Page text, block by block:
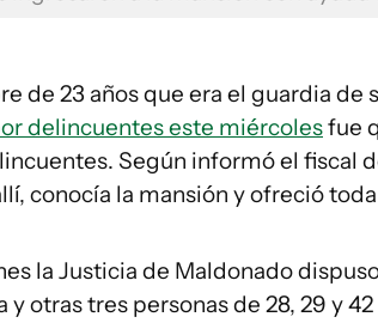
de 23 años que era el guardia de
delincuentes este miércolesfue
Según informó el fiscal
conocía la mansión y ofreció
la Justicia de Maldonado
y otras tres personas de 28, 29 y